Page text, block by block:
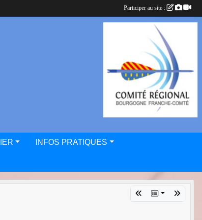
INFOS PRATIQUES
Participer au site :